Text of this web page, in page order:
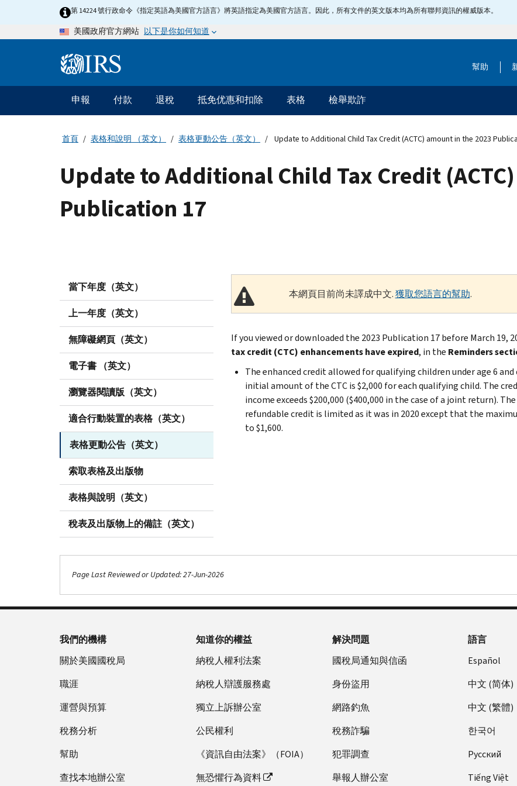
第 14224 號行政命令《指定英語為美國官方語言》將英語指定為美國官方語言。因此，所有文件的英文版本均為所有聯邦資訊的權威版本。
美國政府官方網站 以下是你如何知道
Information 幫助
主
要
導
申報 付款 退稅 抵免优惠和扣除 表格 檢舉欺詐
首頁 表格和說明 （英文） 表格更動公告（英文） Update to Additional Child Tax Credit (ACTC) amount in the 2023
Update to Additional Child Tax Credit
Publication 17
當下年度（英文）
上一年度（英文）
無障礙網頁（英文）
電子書 （英文）
瀏覽器閱讀版（英文）
適合行動裝置的表格（英文）
表格更動公告（英文）
索取表格及出版物
表格與說明（英文）
稅表及出版物上的備註（英文）
本網頁目前尚未譯成中文.獲取您語言的幫助.
If you viewed or downloaded the 2023 Publication 17 before March 19,
tax credit (CTC) enhancements have expired, in the Reminders
The enhanced credit allowed for qualifying children under age 6 and
initial amount of the CTC is $2,000 for each qualifying child. The
income exceeds $200,000 ($400,000 in the case of a joint return).
refundable credit is limited as it was in 2020 except that the
to $1,600.
Page Last Reviewed or Updated: 27-Jun-2026
我們的機構
關於美國國稅局
職涯
運營與預算
稅務分析
幫助
查找本地辦公室
知道你的權益
納稅人權利法案
納稅人辯護服務處
獨立上訴辦公室
公民權利
《資訊自由法案》（FOIA）
無恐懼行為資料
解決問題
國稅局通知與信函
身份盜用
網路釣魚
稅務詐騙
犯罪調查
舉報人辦公室
語言
Español
中文 (简体)
中文 (繁體)
한국어
Pусский
Tiếng Việt